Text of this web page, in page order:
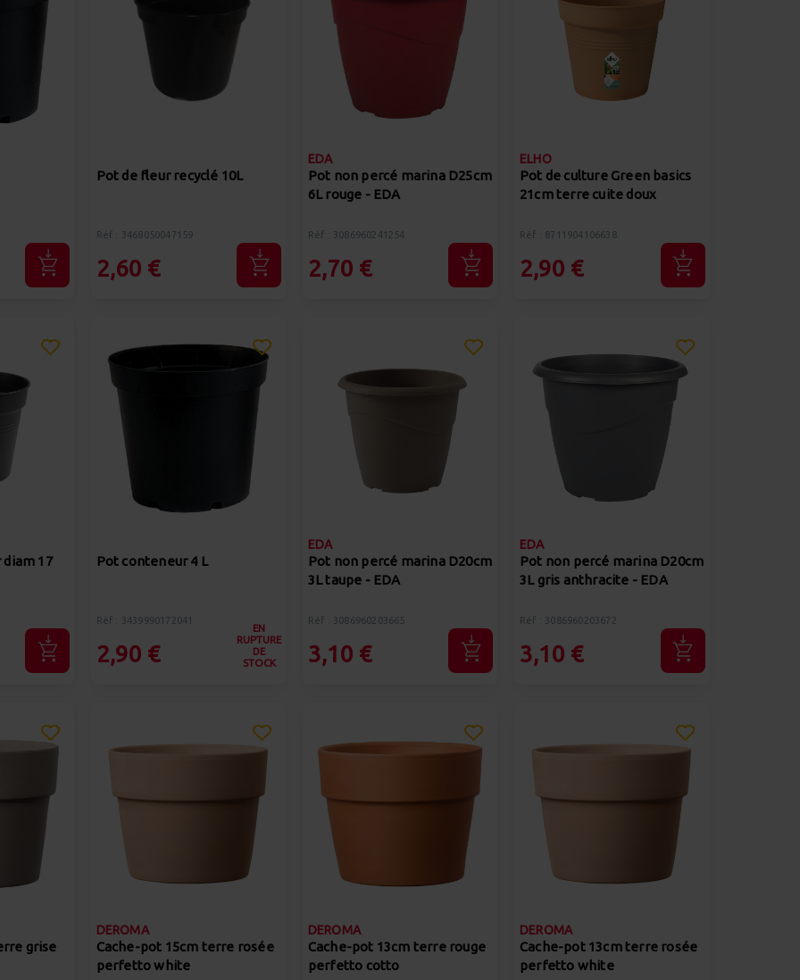
Pot de fleur recyclé 10L
Réf : 3468050047159
2,60 €
EDA
Pot non percé marina D25cm
6L rouge - EDA
Réf : 3086960241254
2,70 €
ELHO
Pot de culture Green basics
21cm terre cuite doux
Réf : 8711904106638
2,90 €
17
Pot conteneur 4 L
Réf : 3439990172041
2,90 €
EN
RUPTURE
DE
STOCK
EDA
Pot non percé marina D20cm
3L taupe - EDA
Réf : 3086960203665
3,10 €
EDA
Pot non percé marina D20cm
3L gris anthracite - EDA
Réf : 3086960203672
3,10 €
grise
DEROMA
Cache-pot 15cm terre rosée
perfetto white
DEROMA
Cache-pot 13cm terre rouge
perfetto cotto
DEROMA
Cache-pot 13cm terre rosée
perfetto white